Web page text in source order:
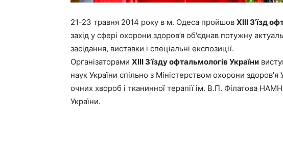
21-23 травня 2014 року в м. Одеса пройшов ХІІІ З’їзд
захід у сфері охорони здоров’я об'єднав потужну
засідання, виставки і спеціальні експозиції.
Організаторами ХІІІ З’їзду офтальмологів України
наук України спільно з Міністерством охорони
очних хвороб і тканинної терапії ім. В.П. Філатова
України.